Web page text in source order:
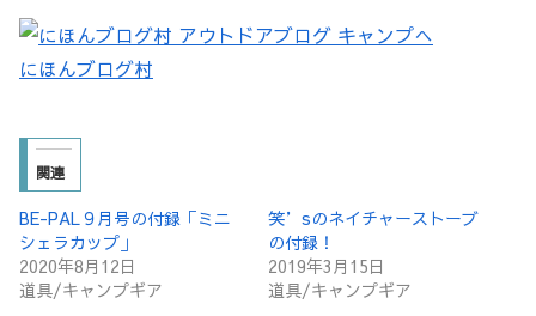
にほんブログ村
関連
BE-PAL９月号の付録「ミニ
シェラカップ」
2020年8月12日
道具/キャンプギア
笑’sのネイチャーストーブ
の付録！
2019年3月15日
道具/キャンプギア